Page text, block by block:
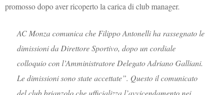
promosso dopo aver ricoperto la carica di club manager.
AC Monza comunica che Filippo Antonelli ha rassegnato le
dimissioni da Direttore Sportivo, dopo un cordiale
colloquio con l’Amministratore Delegato Adriano Galliani.
Le dimissioni sono state accettate”. Questo il comunicato
del club brianzolo che ufficializza l’avvicendamento nei